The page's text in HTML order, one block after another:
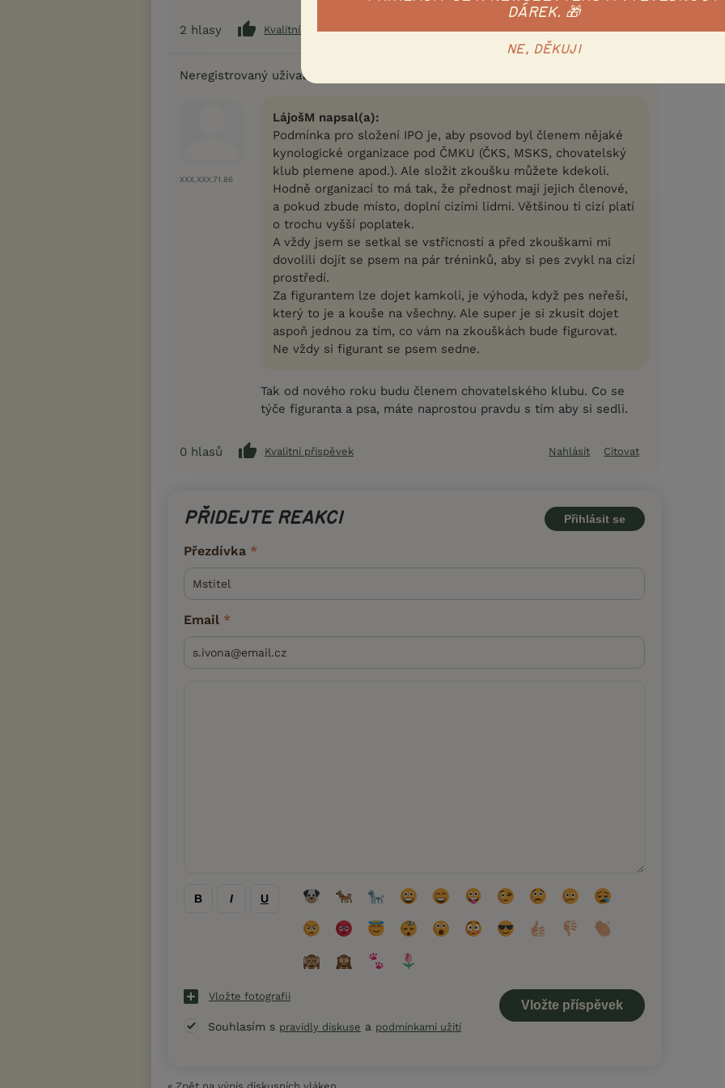
2 hlasy Kvalitní příspěvek Nahlásit Citovat
Neregistrovaný uživatel
XXX.XXX.71.86
LájošM napsal(a):
Podmínka pro složení IPO je, aby psovod byl členem nějaké
kynologické organizace pod ČMKU (ČKS, MSKS, chovatelský
klub plemene apod.). Ale složit zkoušku můžete kdekoli.
Hodně organizací to má tak, že přednost mají jejich členové,
a pokud zbude místo, doplní cizími lidmi. Většinou ti cizí platí
o trochu vyšší poplatek.
A vždy jsem se setkal se vstřícností a před zkouškami mi
dovolili dojít se psem na pár tréninků, aby si pes zvykl na cizí
prostředí.
Za figurantem lze dojet kamkoli, je výhoda, když pes neřeší,
který to je a kouše na všechny. Ale super je si zkusit dojet
aspoň jednou za tím, co vám na zkouškách bude figurovat.
Ne vždy si figurant se psem sedne.
Tak od nového roku budu členem chovatelského klubu. Co se
týče figuranta a psa, máte naprostou pravdu s tím aby si sedli.
0 hlasů Kvalitní příspěvek Nahlásit Citovat
PŘIDEJTE REAKCI Přihlásit se
Přezdívka
Email
B I U
Vložte fotografii
Souhlasím s pravidly diskuse a podmínkami užití
DÁREK. 🎁
NE, DĚKUJI